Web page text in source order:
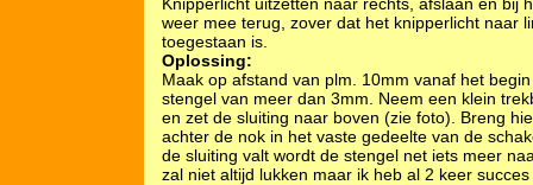
weer mee terug, zover dat het knipperlicht naar
toegestaan is.
Oplossing:
Maak op afstand van plm. 10mm vanaf het
stengel van meer dan 3mm. Neem een klein
en zet de sluiting naar boven (zie foto). Breng
achter de nok in het vaste gedeelte van de
de sluiting valt wordt de stengel net iets meer
zal niet altijd lukken maar ik heb al 2 keer